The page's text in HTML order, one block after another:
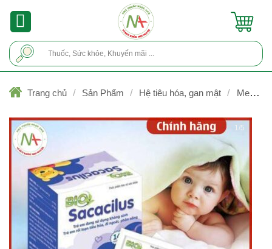
Trang chủ / Sản Phẩm / Hệ tiêu hóa, gan mật /
Men vi
1/5